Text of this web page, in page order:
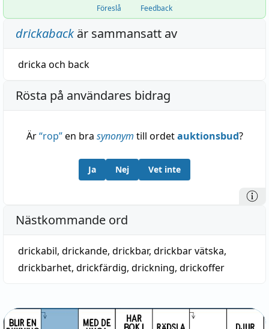
Föreslå Feedback
drickabackär sammansatt av
dricka och back
Rösta på användares bidrag
Är“rop”en bra synonym till ordetauktionsbud?
Ja Nej Vet inte
Nästkommande ord
drickabil, drickande, drickbar, drickbar vätska,
drickbarhet, drickfärdig, drickning, drickoffer